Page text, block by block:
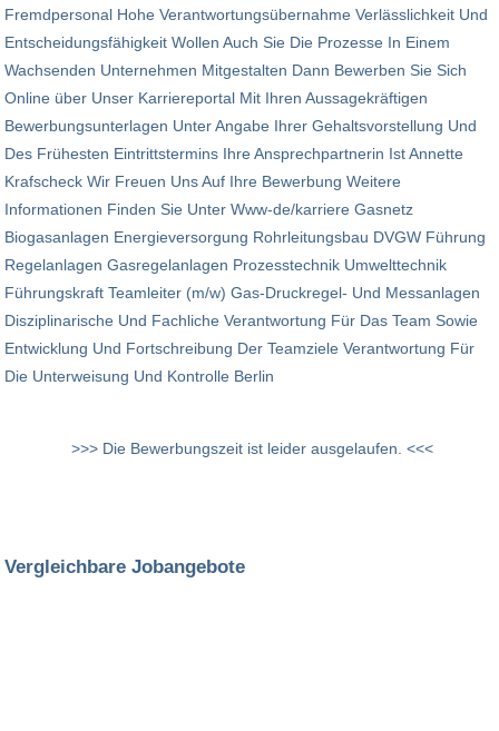
Fremdpersonal Hohe Verantwortungsübernahme Verlässlichkeit Und
Entscheidungsfähigkeit Wollen Auch Sie Die Prozesse In Einem
Wachsenden Unternehmen Mitgestalten Dann Bewerben Sie Sich
Online über Unser Karriereportal Mit Ihren Aussagekräftigen
Bewerbungsunterlagen Unter Angabe Ihrer Gehalts­vorstellung Und
Des Frühesten Eintrittstermins Ihre Ansprechpartnerin Ist Annette
Krafscheck Wir Freuen Uns Auf Ihre Bewerbung Weitere
Informationen Finden Sie Unter Www-de/karriere Gasnetz
Biogasanlagen Energieversorgung Rohrleitungsbau DVGW Führung
Regelanlagen Gasregelanlagen Prozesstechnik Umwelttechnik
Führungskraft Teamleiter (m/w) Gas-Druckregel- Und Messanlagen
Disziplinarische Und Fachliche Verantwortung Für Das Team Sowie
Entwicklung Und Fortschreibung Der Teamziele Verantwortung Für
Die Unterweisung Und Kontrolle Berlin
>>> Die Bewerbungszeit ist leider ausgelaufen. <<<
Vergleichbare Jobangebote